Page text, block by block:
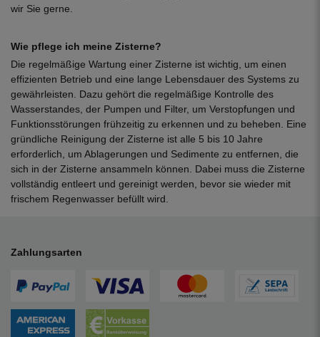
wir Sie gerne.
Wie pflege ich meine Zisterne?
Die regelmäßige Wartung einer Zisterne ist wichtig, um einen
effizienten Betrieb und eine lange Lebensdauer des Systems zu
gewährleisten. Dazu gehört die regelmäßige Kontrolle des
Wasserstandes, der Pumpen und Filter, um Verstopfungen und
Funktionsstörungen frühzeitig zu erkennen und zu beheben. Eine
gründliche Reinigung der Zisterne ist alle 5 bis 10 Jahre
erforderlich, um Ablagerungen und Sedimente zu entfernen, die
sich in der Zisterne ansammeln können. Dabei muss die Zisterne
vollständig entleert und gereinigt werden, bevor sie wieder mit
frischem Regenwasser befüllt wird.
Zahlungsarten